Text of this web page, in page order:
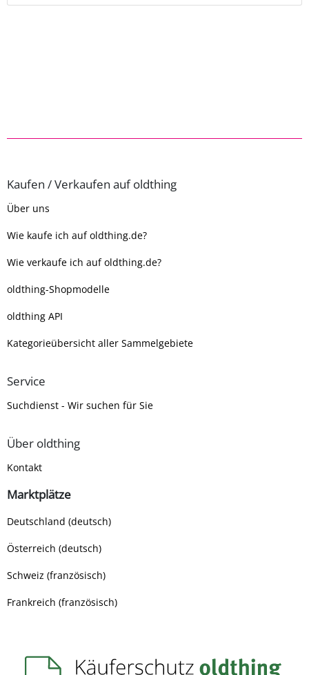
Kaufen / Verkaufen auf oldthing
Über uns
Wie kaufe ich auf oldthing.de?
Wie verkaufe ich auf oldthing.de?
oldthing-Shopmodelle
oldthing API
Kategorieübersicht aller Sammelgebiete
Service
Suchdienst - Wir suchen für Sie
Über oldthing
Kontakt
Marktplätze
Deutschland (deutsch)
Österreich (deutsch)
Schweiz (französisch)
Frankreich (französisch)